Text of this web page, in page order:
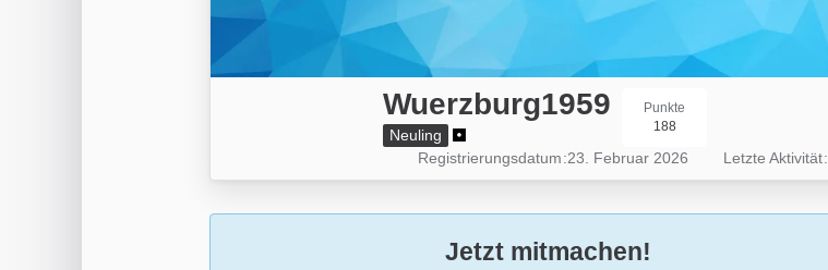
Wuerzburg1959
Neuling
Punkte
188
Registrierungsdatum 23. Februar 2026 Letzte Aktivität
Jetzt mitmachen!